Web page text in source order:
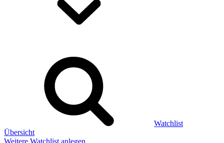
Watchlist
Übersicht
Weitere Watchlist anlegen